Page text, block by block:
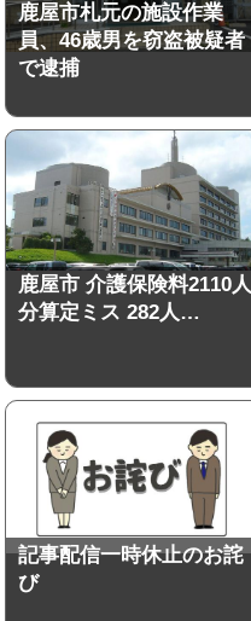
鹿屋市札元の施設作業
員、46歳男を窃盗被疑者
で逮捕
鹿屋市 介護保険料2110人
分算定ミス 282人…
記事配信一時休止のお詫
び